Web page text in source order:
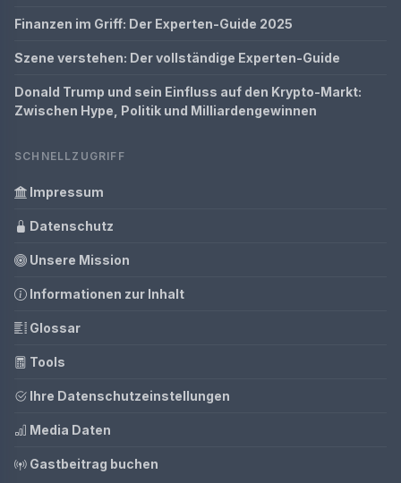
Finanzen im Griff: Der Experten-Guide 2025
Szene verstehen: Der vollständige Experten-Guide
Donald Trump und sein Einfluss auf den Krypto-Markt:
Zwischen Hype, Politik und Milliardengewinnen
SCHNELLZUGRIFF
Impressum
Datenschutz
Unsere Mission
Informationen zur Inhalt
Glossar
Tools
Ihre Datenschutzeinstellungen
Media Daten
Gastbeitrag buchen